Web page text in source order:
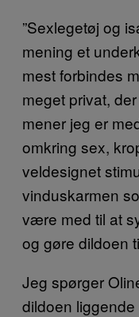
”Sexlegetøj og
mening et
mest forbindes
meget privat,
mener jeg er
omkring sex,
veldesignet
vinduskarmen
være med til at
og gøre dildoen
Jeg spørger
dildoen